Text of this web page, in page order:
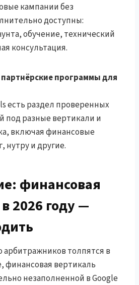
кампании без
доступны:
обучение, технический
консультация.
программы для
есть раздел проверенных
под разные вертикали и
включая финансовые
и другие.
финансовая
2026 году —
арбитражников толпятся в
финансовая вертикаль
незаполненной в Google